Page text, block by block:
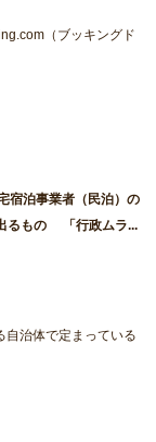
（ブッキングド
宿泊事業者（民泊）の
るもの 「行政ムラ...
自治体で定まっている